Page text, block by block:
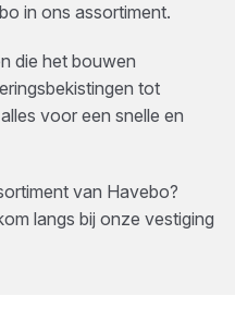
in ons assortiment.
die het bouwen
tot
voor een snelle en
van Havebo?
langs bij onze vestiging